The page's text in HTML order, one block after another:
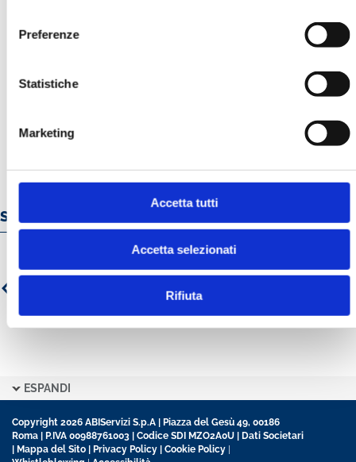
Preferenze
Statistiche
Marketing
Accetta tutti
Accetta selezionati
Rifiuta
Servizi e prodotti online
ESPANDI
Copyright 2026 ABIServizi S.p.A | Piazza del Gesù 49, 00186
Roma | P.IVA 00988761003 | Codice SDI MZO2A0U |
Dati Societari
Mappa del Sito Privacy Policy Cookie Policy